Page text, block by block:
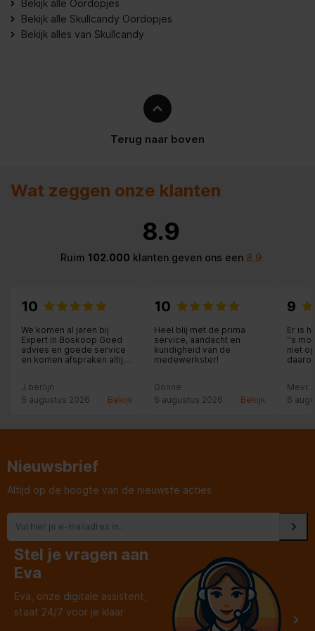
Meegeleverde kabels
Aanbevolen gebruik Oproepen/muziek
Internationale
veiligheidscode (IP)
IP55
Type product Headset
Inhoud van de verpakking
Oplaadstation
Oordopjes
Oordopjesmateriaal
Energie
Continue audio-afspeeltijd
Netwerk
Bluetooth-versie 5.2
Bekijk alle Oordopjes
Bekijk alle Skullcandy Oordopjes
Bekijk alles van Skullcandy
Terug naar boven
Wat zeggen onze klanten
8.9
Ruim 102.000 klanten geven ons een8.9
10
We komen al jaren bij
Expert in Boskoop Goed
advies en goede service
en komen afspraken altijd
J.berlijn
6 augustus 2026
Bekijk
10
Heel blij met de prima
service, aandacht en
kundigheid van de
medewerkster!
Gonne
6 augustus 2026
Bekijk
9
Er is
‘‘s
niet
van
Mevr.
6
Nieuwsbrief
Altijd op de hoogte van de nieuwste acties
Stel je vragen aan
Eva
Eva, onze digitale assistent,
staat 24/7 voor je klaar